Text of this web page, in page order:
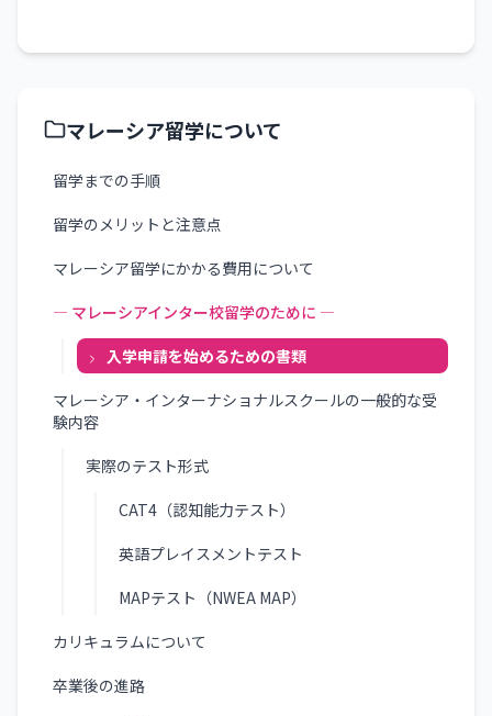
マレーシア留学について
留学までの手順
留学のメリットと注意点
マレーシア留学にかかる費用について
― マレーシアインター校留学のために ―
入学申請を始めるための書類
マレーシア・インターナショナルスクールの一般的な受
験内容
実際のテスト形式
CAT4（認知能力テスト）
英語プレイスメントテスト
MAPテスト（NWEA MAP）
カリキュラムについて
卒業後の進路